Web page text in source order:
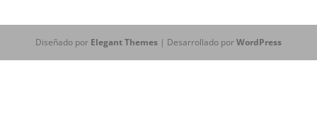
Diseñado por Elegant Themes| Desarrollado porWordPress